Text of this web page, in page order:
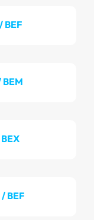
BEF
BEF